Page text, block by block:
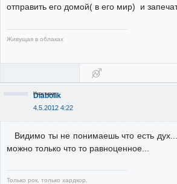
отправить его домой( в его мир) и
Живущая в облаках
Diabolik
4.5.2012 4:22
Неактивен
Видимо ты не понимаешь что есть
можно только что то равноценное...
Только рок, только хардкор.